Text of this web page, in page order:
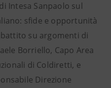
Intesa Sanpaolo sul
sfide e opportunità
su argomenti di
Borriello, Capo Area
di Coldiretti, e
Direzione